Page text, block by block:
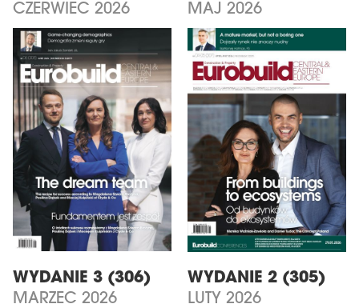
CZERWIEC 2026
MAJ 2026
WYDANIE 3 (306)
MARZEC 2026
WYDANIE 2 (305)
LUTY 2026